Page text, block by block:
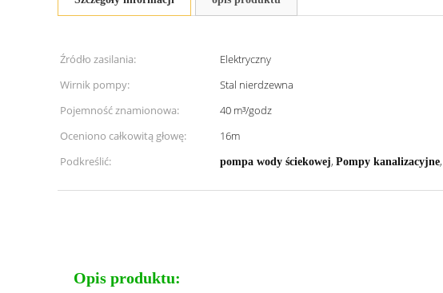
Źródło zasilania: Elektryczny
Wirnik pompy:
Stal nierdzewna
Pojemność znamionowa:
40 m³/godz
Oceniono całkowitą głowę:
16m
Podkreślić:
pompa wody ściekowej, Pompy kanalizacyjne,
Opis produktu: